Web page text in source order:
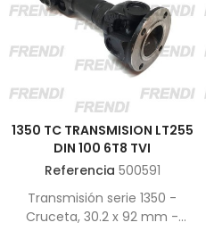
1350 TC TRANSMISION LT255
DIN 100 6T8 TVI
Referencia 500591
Transmisión serie 1350 -
Cruceta, 30.2 x 92 mm -